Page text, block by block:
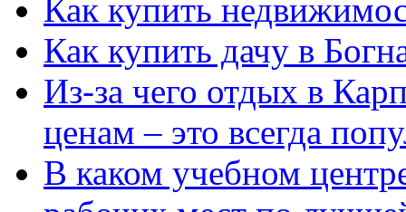
Как купить
Как купить дачу в
Из-за чего отдых в
ценам – это всегда
В каком учебном